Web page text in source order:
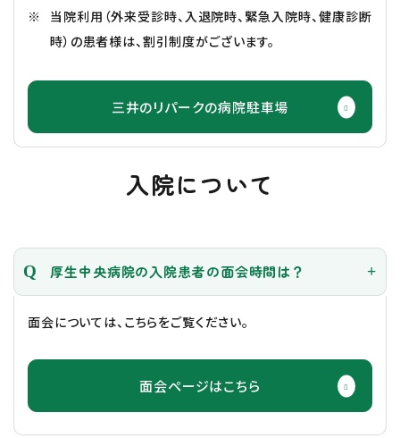
当院利用（外来受診時、入退院時、緊急入院時、健康診断
時）の患者様は、割引制度がございます。
三井のリパークの病院駐車場
入院について
厚生中央病院の入院患者の面会時間は？
面会については、こちらをご覧ください。
面会ページはこちら